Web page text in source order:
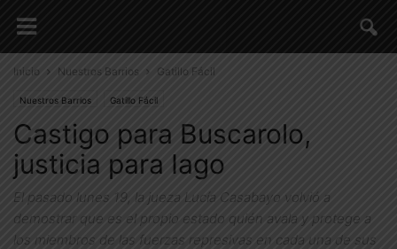
Inicio Nuestros Barrios Gatillo Fácil
Nuestros Barrios Gatillo Fácil
Castigo para Buscarolo,
justicia para Iago
El pasado lunes 19, la jueza Lucía Casabayo volvió a
demostrar que es el propio estado quién avala y protege a
los miembros de las fuerzas represivas en cada una de sus